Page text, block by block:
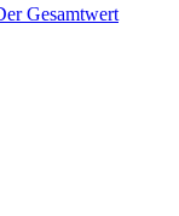
Gesamtwert